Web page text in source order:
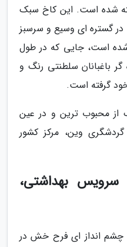
شده است. این کاخ سبک
اتاق است، در گستره ای وسیع و سرسبز
است، جایی که در طول
باغبانان سلطنتی رنگ و
گرفته است.
از محبوب ترین و در عین
وین، مرکز کشور
سرویس بهداشتی،
چشم انداز ای فرح خش در